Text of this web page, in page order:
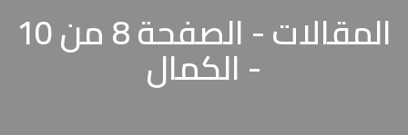
المقالات - الصفحة 8 من 10
- الكمال